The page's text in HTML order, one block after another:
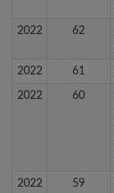
2022 62
2022 61
2022 60
2022 59